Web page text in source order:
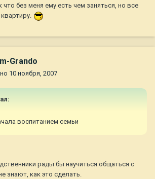
что без меня ему есть чем заняться, но все
Grando
10 ноября, 2007
воспитанием семьи
рады бы научиться общаться с
знают, как это сделать.